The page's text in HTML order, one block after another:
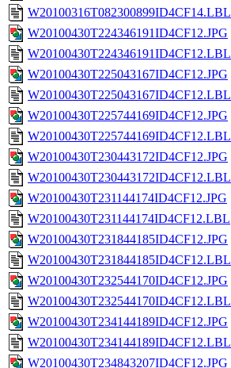
W20100316T082300899ID4CF14.LBL
W20100430T224346191ID4CF12.JPG
W20100430T224346191ID4CF12.LBL
W20100430T225043167ID4CF12.JPG
W20100430T225043167ID4CF12.LBL
W20100430T225744169ID4CF12.JPG
W20100430T225744169ID4CF12.LBL
W20100430T230443172ID4CF12.JPG
W20100430T230443172ID4CF12.LBL
W20100430T231144174ID4CF12.JPG
W20100430T231144174ID4CF12.LBL
W20100430T231844185ID4CF12.JPG
W20100430T231844185ID4CF12.LBL
W20100430T232544170ID4CF12.JPG
W20100430T232544170ID4CF12.LBL
W20100430T234144189ID4CF12.JPG
W20100430T234144189ID4CF12.LBL
W20100430T234843207ID4CF12.JPG